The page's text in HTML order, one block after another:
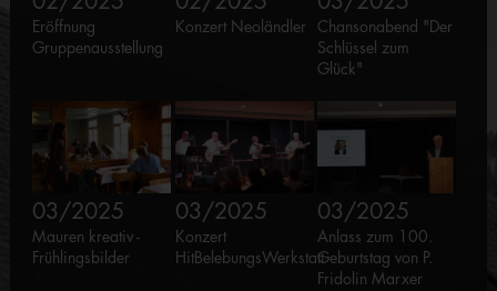
Eröffnung
Gruppenausstellung
Konzert Neoländler
Chansonabend "Der
Schlüssel zum
Glück"
03/2025
Mauren kreativ -
Frühlingsbilder
03/2025
Konzert
HitBelebungsWerkstatt
03/2025
Anlass zum 100.
Geburtstag von P.
Fridolin Marxer